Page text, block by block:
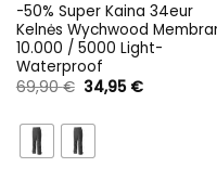
-50% Super Kaina 34eur
Kelnės Wychwood
10.000 / 5000 Light-
Waterproof
69,90€ Original
price
69,90 €.
34,95 €Current